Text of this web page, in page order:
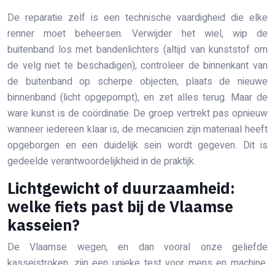
De reparatie zelf is een technische vaardigheid die elke
renner moet beheersen. Verwijder het wiel, wip de
buitenband los met bandenlichters (altijd van kunststof om
de velg niet te beschadigen), controleer de binnenkant van
de buitenband op scherpe objecten, plaats de nieuwe
binnenband (licht opgepompt), en zet alles terug. Maar de
ware kunst is de coördinatie. De groep vertrekt pas opnieuw
wanneer iedereen klaar is, de mecanicien zijn materiaal heeft
opgeborgen en een duidelijk sein wordt gegeven. Dit is
gedeelde verantwoordelijkheid in de praktijk.
Lichtgewicht of duurzaamheid:
welke fiets past bij de Vlaamse
kasseien?
De Vlaamse wegen, en dan vooral onze geliefde